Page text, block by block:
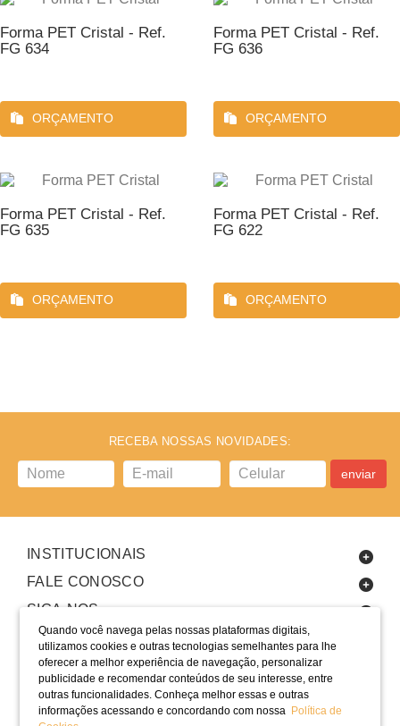
Quando você navega pelas nossas plataformas digitais,
utilizamos cookies e outras tecnologias semelhantes para lhe
oferecer a melhor experiência de navegação, personalizar
publicidade e recomendar conteúdos de seu interesse, entre
outras funcionalidades. Conheça melhor essas e outras
informações acessando e concordando com nossa Política de
Forma PET Cristal - Ref.
FG 634
ORÇAMENTO
Forma PET Cristal - Ref.
FG 636
ORÇAMENTO
Forma PET Cristal - Ref.
FG 635
ORÇAMENTO
Forma PET Cristal - Ref.
FG 622
ORÇAMENTO
RECEBA NOSSAS NOVIDADES:
enviar
INSTITUCIONAIS
FALE CONOSCO
SIGA-NOS